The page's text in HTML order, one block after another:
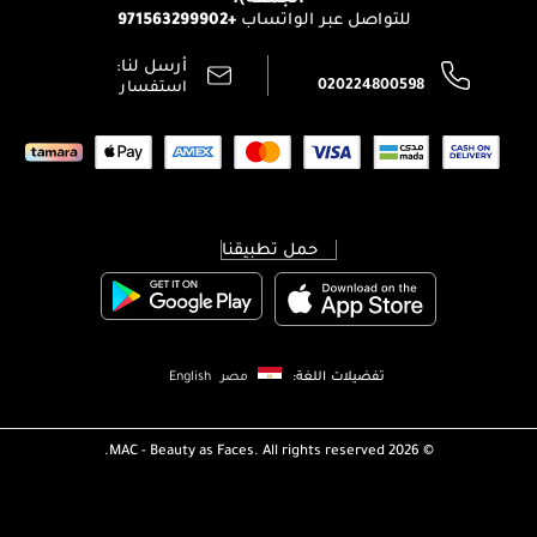
الشروط و الأحكامللتواصل عبر الواتساب+971563299902
020224800598
أرسل لنا:
استفسار
حمل تطبيقنا
تفضيلات اللغة: مصر English
2026 ©
MAC - Beauty as Faces. All rights reserved.